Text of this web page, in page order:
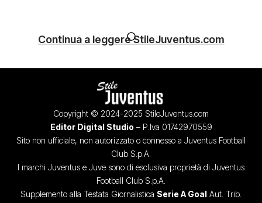
Continua a leggere StileJuventus.com
Copyright © 2024-2025 StileJuventus.com
Editor Digital Studio – P.Iva 01742970559
Sito non ufficiale, non autorizzato o connesso a Juventus Football
Club S.p.A.
I marchi Juventus e Juve sono di esclusiva proprietà di Juventus
Football Club S.p.A.
Supplemento alla Testata Giornalistica Serie A Goal Aut. Trib.